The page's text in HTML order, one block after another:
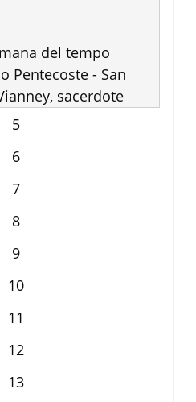
del tempo
Pentecoste - San
sacerdote
5
6
7
8
9
10
11
12
13